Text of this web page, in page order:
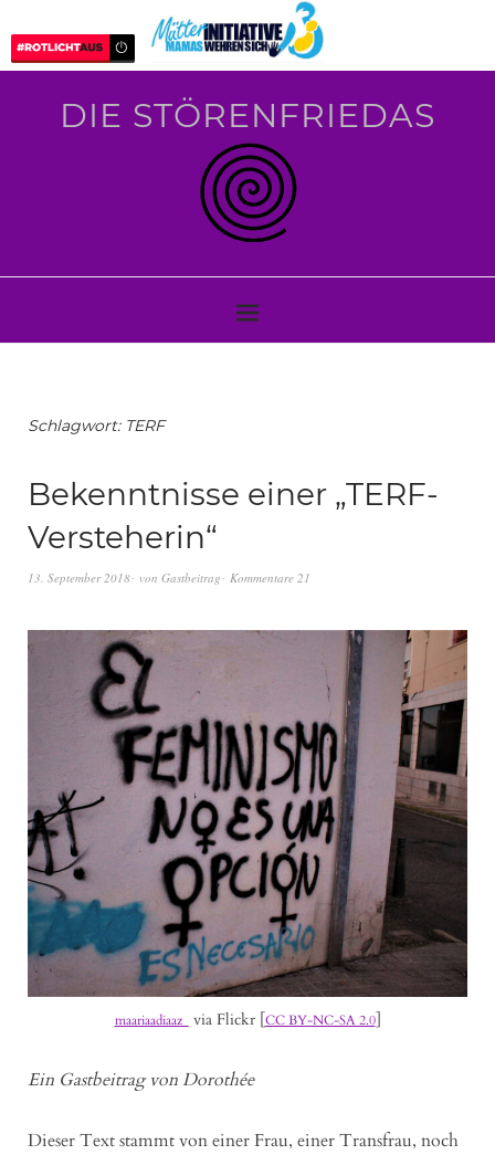
DIE STÖRENFRIEDAS
Schlagwort: TERF
Bekenntnisse einer „TERF-
Versteherin“
13. September 2018 von Gastbeitrag Kommentare 21
maariaadiaaz_ via Flickr [CC BY-NC-SA 2.0]
Ein Gastbeitrag von Dorothée
Dieser Text stammt von einer Frau, einer Transfrau, noch